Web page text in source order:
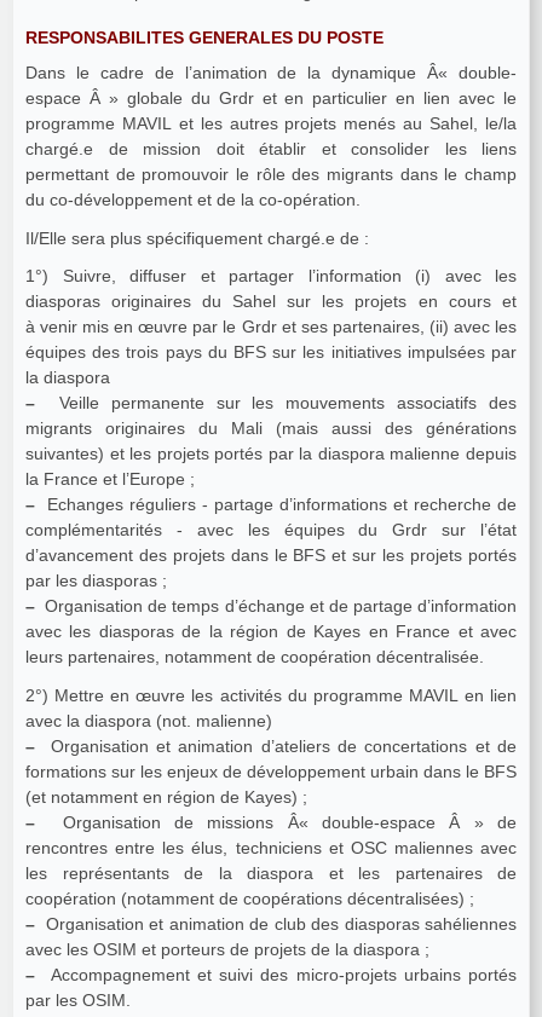
RESPONSABILITES GENERALES DU POSTE
Dans le cadre de l’animation de la dynamique Â« double-
espace Â » globale du Grdr et en particulier en lien avec le
programme MAVIL et les autres projets menés au Sahel, le/la
chargé.e de mission doit établir et consolider les liens
permettant de promouvoir le rôle des migrants dans le champ
du co-développement et de la co-opération.
Il/Elle sera plus spécifiquement chargé.e de :
1°) Suivre, diffuser et partager l’information (i) avec les
diasporas originaires du Sahel sur les projets en cours et
à venir mis en œuvre par le Grdr et ses partenaires, (ii) avec les
équipes des trois pays du BFS sur les initiatives impulsées par
la diaspora
– Veille permanente sur les mouvements associatifs des
migrants originaires du Mali (mais aussi des générations
suivantes) et les projets portés par la diaspora malienne depuis
la France et l’Europe ;
– Echanges réguliers - partage d’informations et recherche de
complémentarités - avec les équipes du Grdr sur l’état
d’avancement des projets dans le BFS et sur les projets portés
par les diasporas ;
– Organisation de temps d’échange et de partage d’information
avec les diasporas de la région de Kayes en France et avec
leurs partenaires, notamment de coopération décentralisée.
2°) Mettre en œuvre les activités du programme MAVIL en lien
avec la diaspora (not. malienne)
– Organisation et animation d’ateliers de concertations et de
formations sur les enjeux de développement urbain dans le BFS
(et notamment en région de Kayes) ;
– Organisation de missions Â« double-espace Â » de
rencontres entre les élus, techniciens et OSC maliennes avec
les représentants de la diaspora et les partenaires de
coopération (notamment de coopérations décentralisées) ;
– Organisation et animation de club des diasporas sahéliennes
avec les OSIM et porteurs de projets de la diaspora ;
– Accompagnement et suivi des micro-projets urbains portés
par les OSIM.